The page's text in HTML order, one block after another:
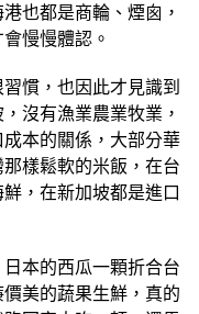
也都是商輪、煙囪，
慢慢體認。
慣，也因此才見識到
沒有漁業農業牧業，
本的關係，大部分華
樣鬆軟的米飯，在台
，在新加坡都是進口
本的西瓜一顆折合台
美的蔬果生鮮，真的